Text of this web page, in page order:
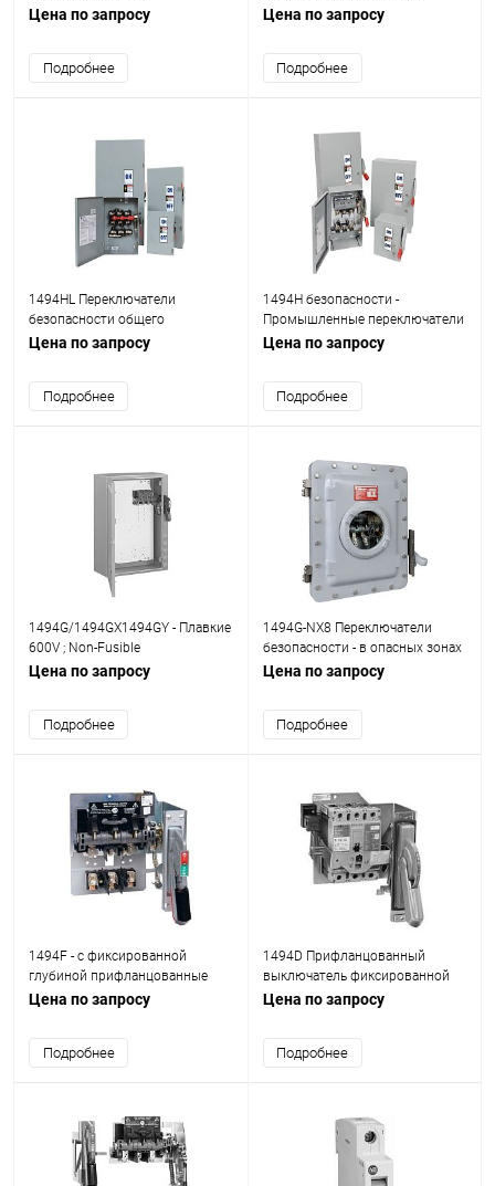
Переключатель Отсоедините
Цена по запросу
Подробнее
Ротари Выключатели
Цена по запросу
Подробнее
1494HL Переключатели
безопасности общего
назначения
Цена по запросу
Подробнее
1494H безопасности -
Промышленные переключатели
Цена по запросу
Подробнее
1494G/1494GX1494GY - Плавкие
600V ; Non-Fusible
Цена по запросу
Подробнее
1494G-NX8 Переключатели
безопасности - в опасных зонах
Цена по запросу
Подробнее
1494F - с фиксированной
глубиной прифланцованные
выключатели
Цена по запросу
Подробнее
1494D Прифланцованный
выключатель фиксированной
глубины
Цена по запросу
Подробнее